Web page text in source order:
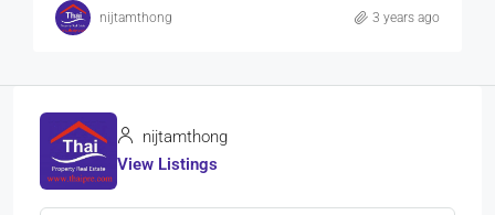
nijtamthong 3 years ago
nijtamthong
View Listings